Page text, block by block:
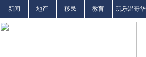
新闻 地产 移民 教育 玩乐温哥华